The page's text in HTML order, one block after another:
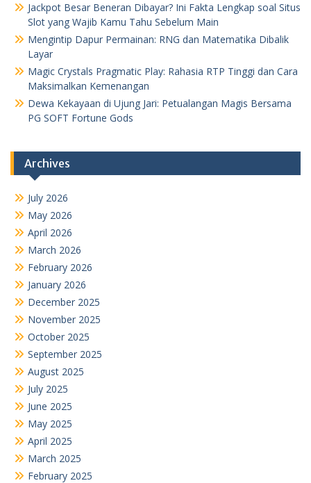
Jackpot Besar Beneran Dibayar? Ini Fakta Lengkap soal Situs
Slot yang Wajib Kamu Tahu Sebelum Main
Mengintip Dapur Permainan: RNG dan Matematika Dibalik
Layar
Magic Crystals Pragmatic Play: Rahasia RTP Tinggi dan Cara
Maksimalkan Kemenangan
Dewa Kekayaan di Ujung Jari: Petualangan Magis Bersama
PG SOFT Fortune Gods
Archives
July 2026
May 2026
April 2026
March 2026
February 2026
January 2026
December 2025
November 2025
October 2025
September 2025
August 2025
July 2025
June 2025
May 2025
April 2025
March 2025
February 2025